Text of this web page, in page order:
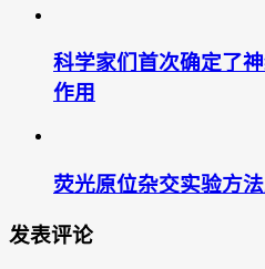
科学家们首次确定了
作用
荧光原位杂交实验方
发表评论